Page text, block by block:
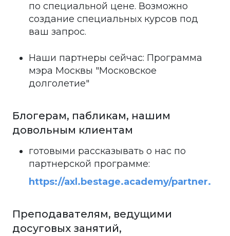
по специальной цене. Возможно
создание специальных курсов под
ваш запрос.
Наши партнеры сейчас: Программа
мэра Москвы "Московское
долголетие"
Блогерам, пабликам, нашим
довольным клиентам
готовыми рассказывать о нас по
партнерской программе:
https://axl.bestage.academy/partner.
Преподавателям, ведущими
досуговых занятий,